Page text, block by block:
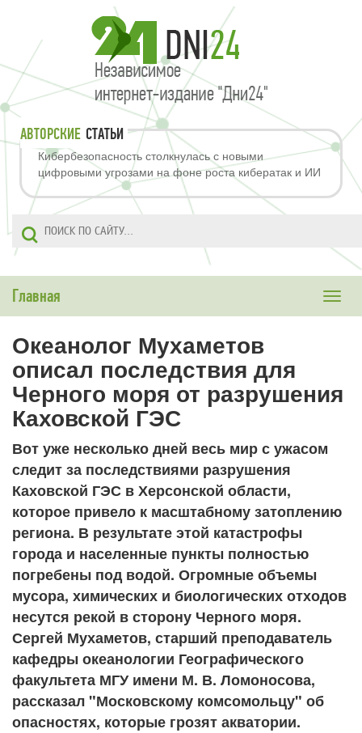
АВТОРСКИЕ СТАТЬИ
Кибербезопасность столкнулась с новыми
цифровыми угрозами на фоне роста кибератак и ИИ
Toggle
Главная
Океанолог Мухаметов
описал последствия для
Черного моря от разрушения
Каховской ГЭС
Вот уже несколько дней весь мир с ужасом
следит за последствиями разрушения
Каховской ГЭС в Херсонской области,
которое привело к масштабному затоплению
региона. В результате этой катастрофы
города и населенные пункты полностью
погребены под водой. Огромные объемы
мусора, химических и биологических отходов
несутся рекой в сторону Черного моря.
Сергей Мухаметов, старший преподаватель
кафедры океанологии Географического
факультета МГУ имени М. В. Ломоносова,
рассказал "Московскому комсомольцу" об
опасностях, которые грозят акватории.